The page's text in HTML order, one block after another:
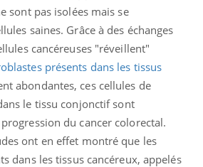
sont pas isolées mais se
saines. Grâce à des échanges
cancéreuses "réveillent"
présents dans les tissus
abondantes, ces cellules de
le tissu conjonctif sont
du cancer colorectal.
ont en effet montré que les
dans les tissus cancéreux, appelés